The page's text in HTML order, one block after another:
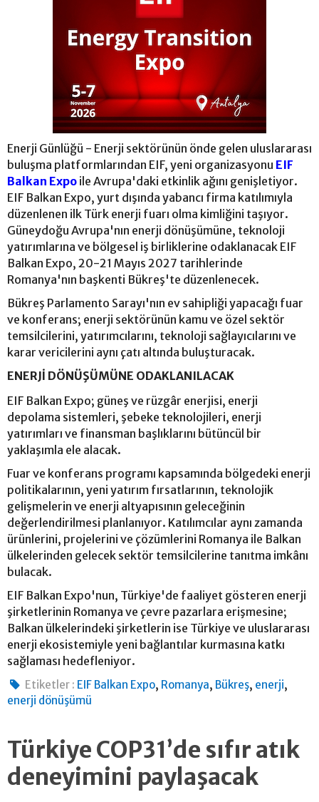
Enerji Günlüğü - Enerji sektörünün önde gelen uluslararası
buluşma platformlarından EIF, yeni organizasyonu EIF
Balkan Expo ile Avrupa'daki etkinlik ağını genişletiyor.
EIF Balkan Expo, yurt dışında yabancı firma katılımıyla
düzenlenen ilk Türk enerji fuarı olma kimliğini taşıyor.
Güneydoğu Avrupa'nın enerji dönüşümüne, teknoloji
yatırımlarına ve bölgesel iş birliklerine odaklanacak EIF
Balkan Expo, 20-21 Mayıs 2027 tarihlerinde
Romanya'nın başkenti Bükreş'te düzenlenecek.
Bükreş Parlamento Sarayı'nın ev sahipliği yapacağı fuar
ve konferans; enerji sektörünün kamu ve özel sektör
temsilcilerini, yatırımcılarını, teknoloji sağlayıcılarını ve
karar vericilerini aynı çatı altında buluşturacak.
ENERJİ DÖNÜŞÜMÜNE ODAKLANILACAK
EIF Balkan Expo; güneş ve rüzgâr enerjisi, enerji
depolama sistemleri, şebeke teknolojileri, enerji
yatırımları ve finansman başlıklarını bütüncül bir
yaklaşımla ele alacak.
Fuar ve konferans programı kapsamında bölgedeki enerji
politikalarının, yeni yatırım fırsatlarının, teknolojik
gelişmelerin ve enerji altyapısının geleceğinin
değerlendirilmesi planlanıyor. Katılımcılar aynı zamanda
ürünlerini, projelerini ve çözümlerini Romanya ile Balkan
ülkelerinden gelecek sektör temsilcilerine tanıtma imkânı
bulacak.
EIF Balkan Expo'nun, Türkiye'de faaliyet gösteren enerji
şirketlerinin Romanya ve çevre pazarlara erişmesine;
Balkan ülkelerindeki şirketlerin ise Türkiye ve uluslararası
enerji ekosistemiyle yeni bağlantılar kurmasına katkı
sağlaması hedefleniyor.
Etiketler : EIF Balkan Expo, Romanya, Bükreş, enerji,
enerji dönüşümü
Türkiye COP31’de sıfır atık
deneyimini paylaşacak